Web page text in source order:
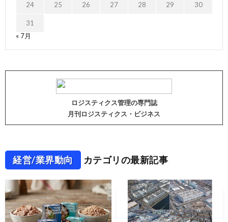
24 25 26 27 28 29 30
31
« 7月
ロジスティクス管理の専門誌
月刊ロジスティクス・ビジネス
経営/業界動向 カテゴリの最新記事